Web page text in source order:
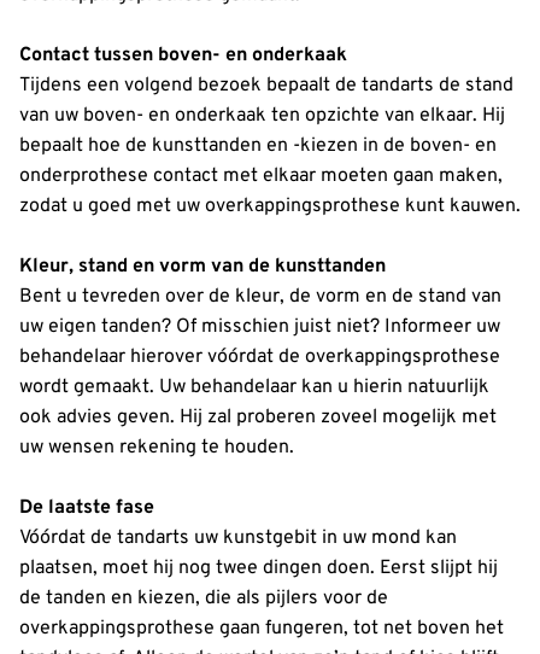
Contact tussen boven- en onderkaak
Tijdens een volgend bezoek bepaalt de tandarts de stand
van uw boven- en onderkaak ten opzichte van elkaar. Hij
bepaalt hoe de kunsttanden en -kiezen in de boven- en
onderprothese contact met elkaar moeten gaan maken,
zodat u goed met uw overkappingsprothese kunt kauwen.
Kleur, stand en vorm van de kunsttanden
Bent u tevreden over de kleur, de vorm en de stand van
uw eigen tanden? Of misschien juist niet? Informeer uw
behandelaar hierover vóórdat de overkappingsprothese
wordt gemaakt. Uw behandelaar kan u hierin natuurlijk
ook advies geven. Hij zal proberen zoveel mogelijk met
uw wensen rekening te houden.
De laatste fase
Vóórdat de tandarts uw kunstgebit in uw mond kan
plaatsen, moet hij nog twee dingen doen. Eerst slijpt hij
de tanden en kiezen, die als pijlers voor de
overkappingsprothese gaan fungeren, tot net boven het